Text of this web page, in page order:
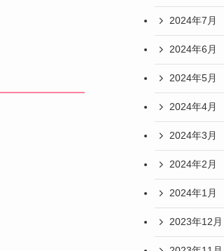
2024年7月
2024年6月
2024年5月
2024年4月
2024年3月
2024年2月
2024年1月
2023年12月